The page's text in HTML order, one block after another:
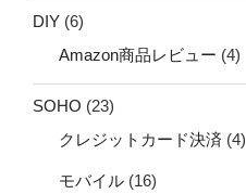
DIY (6)
Amazon商品レビュー (4)
SOHO (23)
クレジットカード決済 (4)
モバイル (16)